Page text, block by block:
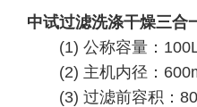
中试过滤洗涤干燥三合
(1) 公称容量：
(2) 主机内径：
(3) 过滤前容积：